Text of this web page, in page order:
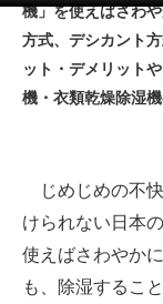
生活家電
空調・季節家電
メディア
機」を使えばさわ
方式、デシカント
ット・デメリット
機・衣類乾燥除湿
じめじめの不
けられない日本
使えばさわやか
も、除湿するこ